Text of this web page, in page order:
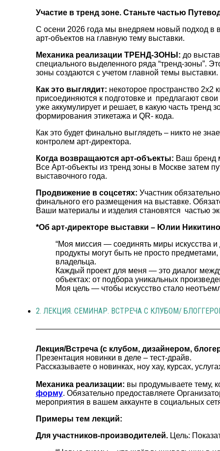
Участие в тренд зоне. Станьте частью
С осени 2026 года мы внедряем новый подход в
арт-объектов на главную тему выставки.
Механика реализации ТРЕНД-ЗОНЫ: до
специального выделенного ряда “тренд-зоны”.
зоны создаются с учетом главной темы выставки.
Как это выглядит: некоторое пространство
присоединяются к подготовке и предлагают
уже аккумулирует и решает, в какую часть тренд
формирования этикетажа и QR- кода.
Как это будет финально выглядеть – никто не
контролем арт-директора.
Когда возвращаются арт-объекты: Ваш бренд
Все Арт-объекты из тренд зоны в Москве затем
выставочного года.
Продвижение в соцсетях: Участник
финального его размещения на выставке.
Ваши материалы и изделия становятся частью
*Об арт-директоре выставки – Юлии
“Моя миссия — соединять миры искусства и
продукты могут быть не просто
владельца.
Каждый проект для меня — это диалог
объектах: от подбора уникальных
Моя цель — чтобы искусство стало
2. ЛЕКЦИЯ. СЕМИНАР. ВСТРЕЧА С КЛУБОМ/
Лекция/Встреча (с клубом, дизайнером,
Презентация новинки в деле – тест-драйв.
Рассказываете о новинках, ноу хау, курсах,
Механика реализации: вы продумываете тему,
форму. Обязательно предоставляете
мероприятия в вашем аккаунте в социальных
Примеры тем лекций:
Для участников-производителей. Цель: